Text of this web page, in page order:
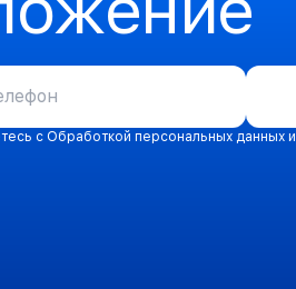
с Обработкой персональных данных и